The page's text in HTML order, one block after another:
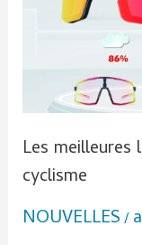
Les
cyclisme
NOUVELLES/